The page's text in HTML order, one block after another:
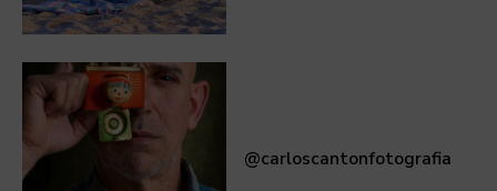
@carloscantonfotografia